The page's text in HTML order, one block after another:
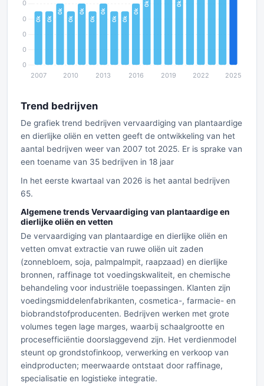
Trend bedrijven
De grafiek trend bedrijven vervaardiging van plantaardige
en dierlijke oliën en vetten geeft de ontwikkeling van het
aantal bedrijven weer van 2007 tot 2025. Er is sprake van
een toename van 35 bedrijven in 18 jaar
In het eerste kwartaal van 2026 is het aantal bedrijven
65.
Algemene trends Vervaardiging van plantaardige en
dierlijke oliën en vetten
De vervaardiging van plantaardige en dierlijke oliën en
vetten omvat extractie van ruwe oliën uit zaden
(zonnebloem, soja, palmpalmpit, raapzaad) en dierlijke
bronnen, raffinage tot voedingskwaliteit, en chemische
behandeling voor industriële toepassingen. Klanten zijn
voedingsmiddelenfabrikanten, cosmetica-, farmacie- en
biobrandstofproducenten. Bedrijven werken met grote
volumes tegen lage marges, waarbij schaalgrootte en
procesefficiëntie doorslaggevend zijn. Het verdienmodel
steunt op grondstofinkoop, verwerking en verkoop van
eindproducten; meerwaarde ontstaat door raffinage,
specialisatie en logistieke integratie.